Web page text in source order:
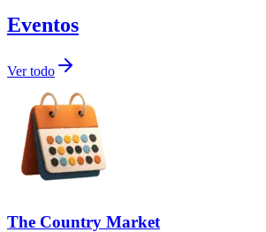
Eventos
Ver todo
The Country Market